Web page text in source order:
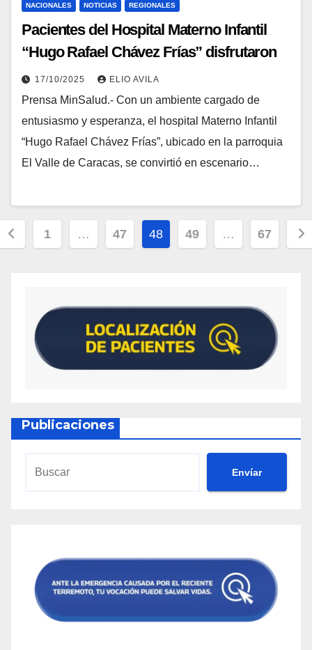
NACIONALES NOTICIAS REGIONALES
Pacientes del Hospital Materno Infantil
“Hugo Rafael Chávez Frías” disfrutaron
de una parranda navideña
17/10/2025 ELIO AVILA
Prensa MinSalud.- Con un ambiente cargado de
entusiasmo y esperanza, el hospital Materno Infantil
“Hugo Rafael Chávez Frías”, ubicado en la parroquia
El Valle de Caracas, se convirtió en escenario…
1 … 47 48 49 … 67
Publicaciones
Envíar